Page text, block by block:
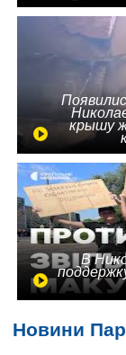
крышу
В